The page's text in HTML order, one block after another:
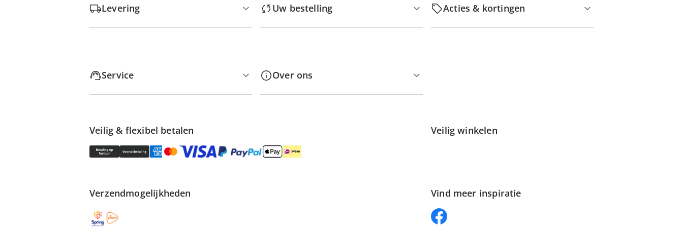
Levering Uw bestelling Acties & kortingen
Service Over ons
Veilig & flexibel betalen Veilig winkelen
Verzendmogelijkheden Vind meer inspiratie